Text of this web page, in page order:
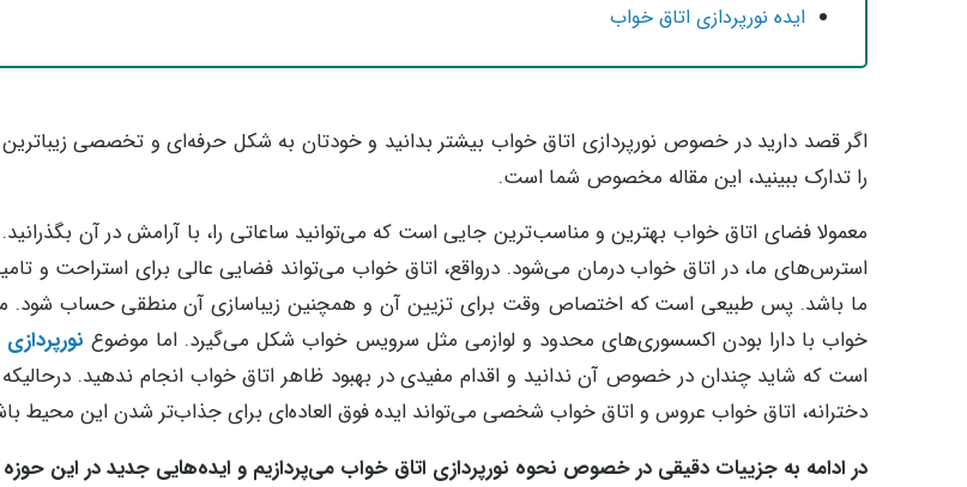
ایده نورپردازی اتاق خواب
اگر قصد دارید در خصوص نورپردازی اتاق خواب بیشتر بدانید و خودتان به شکل حرفه‌ای و تخصصی زیباترین
را تدارک ببینید، این مقاله مخصوص شما است.
معمولا فضای اتاق خواب بهترین و مناسب‌ترین جایی است که می‌توانید ساعاتی را، با آرامش در آن
استرس‌های ما، در اتاق خواب درمان می‌شود. درواقع، اتاق خواب می‌تواند فضایی عالی برای استراحت و
ما باشد. پس طبیعی است که اختصاص وقت برای تزیین آن و همچنین زیباسازی آن منطقی حساب شود.
خواب با دارا بودن اکسسوری‌های محدود و لوازمی مثل سرویس خواب شکل می‌گیرد. اما موضوع
است که شاید چندان در خصوص آن ندانید و اقدام مفیدی در بهبود ظاهر اتاق خواب انجام ندهید. درحالیکه
دخترانه، اتاق خواب عروس و اتاق خواب شخصی می‌تواند ایده فوق العاده‌ای برای جذاب‌تر شدن این محیط
در ادامه به جزییات دقیقی در خصوص نحوه نورپردازی اتاق خواب می‌پردازیم و ایده‌هایی جدید در این